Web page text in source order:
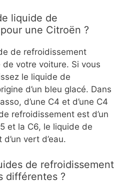
liquide de
une Citroën ?
de refroidissement
votre voiture. Si vous
le liquide de
d’un bleu glacé. Dans
d’une C4 et d’une C4
refroidissement est d’un
et la C6, le liquide de
vert d’eau.
de refroidissement
différentes ?